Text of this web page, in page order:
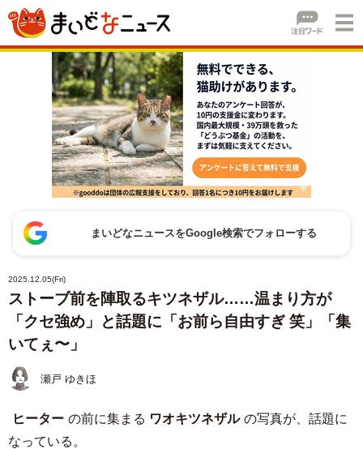
まいどなニュースをGoogle検索でフォローする
2025.12.05(Fri)
ストーブ前を陣取るキツネザル……温まり方が
「クセ強め」と話題に「お前ら自由すぎ 笑」「集
いてぇ〜」
瀬戸 ゆきほ
ヒーター の前に集まる ワオキツネザル の写真が、話題に
なっている。